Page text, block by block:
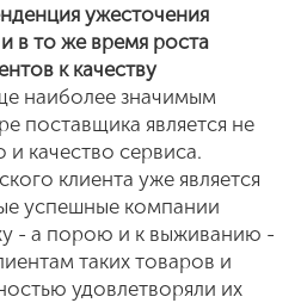
ужесточения
в то же время роста
к качеству
наиболее значимым
поставщика является не
и качество сервиса.
клиента уже является
успешные компании
- а порою и к выживанию -
таких товаров и
удовлетворяли их